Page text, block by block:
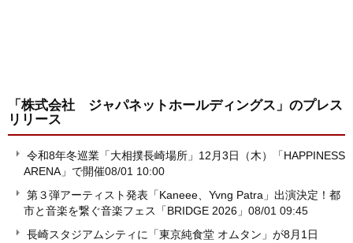
「株式会社 ジャパネットホールディングス」 のプレス
リリース
令和8年冬巡業「大相撲長崎場所」12月3日（木）「HAPPINESS
ARENA」で開催08/01 10:00
第３弾アーティスト発表「Kaneee、Yvng Patra」出演決定！都
市と音楽を繋ぐ音楽フェス「BRIDGE 2026」 08/01 09:45
長崎スタジアムシティに「東京純食堂 オムタン」が8月1日